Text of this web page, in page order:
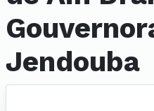
Jendouba